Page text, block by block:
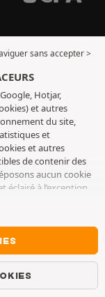
sans accepter >
Hotjar,
et autres
du site,
et
et autres
de contenir des
aucun cookie
à l’exception
retirer votre
lapage cookies et
à naviguer sans
refus ne fait pas
d’informations, nous
traceurs